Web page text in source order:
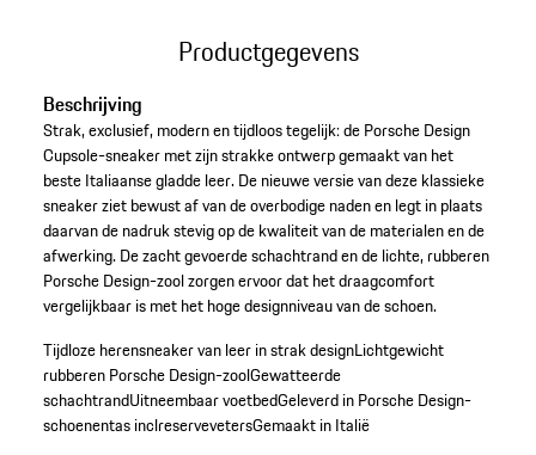
Productgegevens
Beschrijving
Strak, exclusief, modern en tijdloos tegelijk: de Porsche Design
Cupsole-sneaker met zijn strakke ontwerp gemaakt van het
beste Italiaanse gladde leer. De nieuwe versie van deze klassieke
sneaker ziet bewust af van de overbodige naden en legt in plaats
daarvan de nadruk stevig op de kwaliteit van de materialen en de
afwerking. De zacht gevoerde schachtrand en de lichte, rubberen
Porsche Design-zool zorgen ervoor dat het draagcomfort
vergelijkbaar is met het hoge designniveau van de schoen.
Tijdloze herensneaker van leer in strak designLichtgewicht
rubberen Porsche Design-zoolGewatteerde
schachtrandUitneembaar voetbedGeleverd in Porsche Design-
schoenentas inclreservevetersGemaakt in Italië